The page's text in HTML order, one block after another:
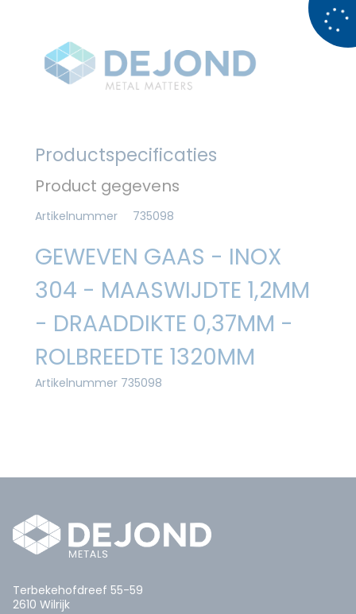
Productspecificaties
Product gegevens
Artikelnummer 735098
GEWEVEN GAAS - INOX
304 - MAASWIJDTE 1,2MM
- DRAADDIKTE 0,37MM -
ROLBREEDTE 1320MM
Artikelnummer 735098
Terbekehofdreef 55-59
2610 Wilrijk